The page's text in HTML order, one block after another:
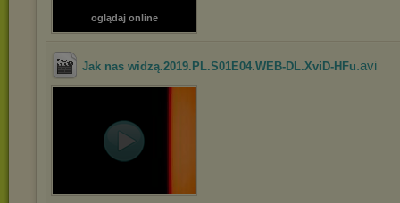
oglądaj online
Jak nas widzą.2019.PL.S01E04.WEB-DL.XviD-HFu.avi